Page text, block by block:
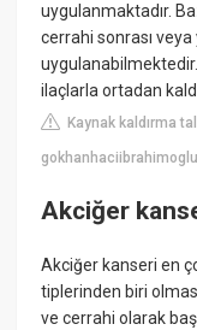
uygulanmaktadır.
cerrahi sonrası
ilaçlarla ortadan
Kaynak kaldırma
Akciğer
Akciğer kanseri en
tiplerinden biri
ve cerrahi olarak